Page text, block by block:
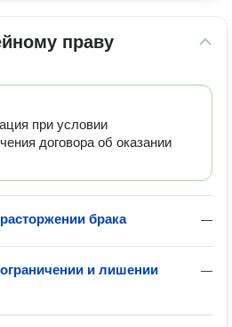
праву
при условии
договора об оказании
—
брака
—
и лишении